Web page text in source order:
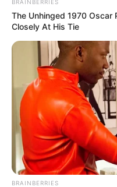
BRAINBERRIES
The Unhinged 1970 Oscar
Closely At His Tie
BRAINBERRIES